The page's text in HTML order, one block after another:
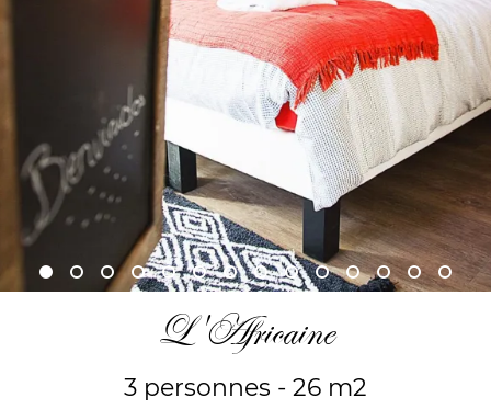
L'Africaine
3 personnes - 26 m2